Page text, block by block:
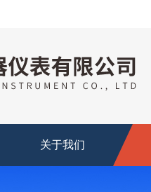
关于我们